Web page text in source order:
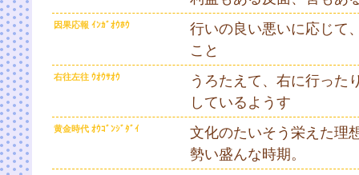
因果応報 ｲﾝｶﾞｵｳﾎｳ
行いの良い悪いに応じて
こと
右往左往 ｳｵｳｻｵｳ
うろたえて、右に行った
しているようす
黄金時代 ｵｳｺﾞﾝｼﾞﾀﾞｲ
文化のたいそう栄えた理
勢い盛んな時期。